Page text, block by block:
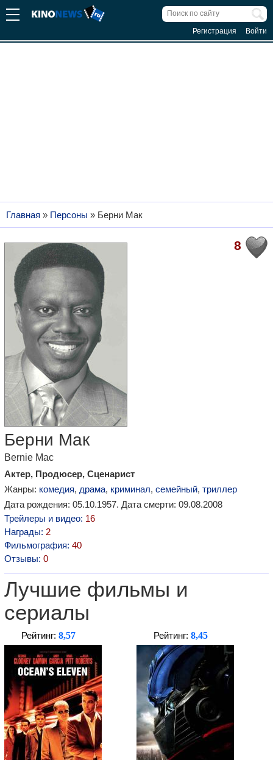
Регистрация Войти
Главная » Персоны » Берни Мак
8
Берни Мак
Bernie Mac
Актер, Продюсер, Сценарист
Жанры: комедия, драма, криминал, семейный, триллер
Дата рождения: 05.10.1957. Дата смерти: 09.08.2008
Трейлеры и видео: 16
Награды: 2
Фильмография: 40
Отзывы: 0
Лучшие фильмы и
сериалы
Рейтинг: 8,57 Рейтинг: 8,45